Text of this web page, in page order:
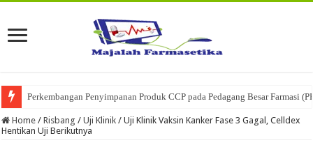
Perkembangan Penyimpanan Produk CCP pada Pedagang Besar Farmasi
Ketika Obat Menunggu Keputusan: Mengenal Peran Karantina Produk
Home / Risbang / Uji Klinik / Uji Klinik Vaksin Kanker Fase 3 Gagal, Celldex
Hentikan Uji Berikutnya